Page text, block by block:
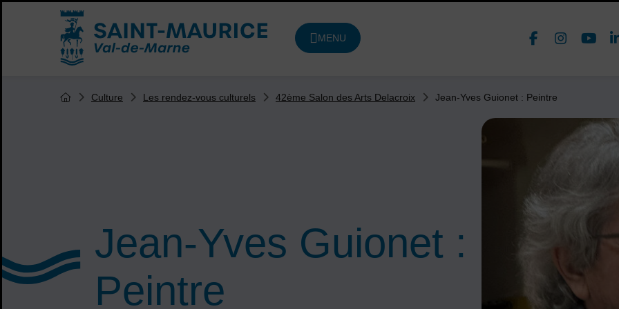
Accueil ville de Saint-Maurice
MENU
DE NAVIGATION PRINCIPALE Nous
Jean-Yves Guionet :
Peintre
Vous êtes ici :
Page d'accueil du site
Culture Les rendez-vous culturels 42ème Salon des Arts Delacroix Jean-Yves Guionet : Peintre